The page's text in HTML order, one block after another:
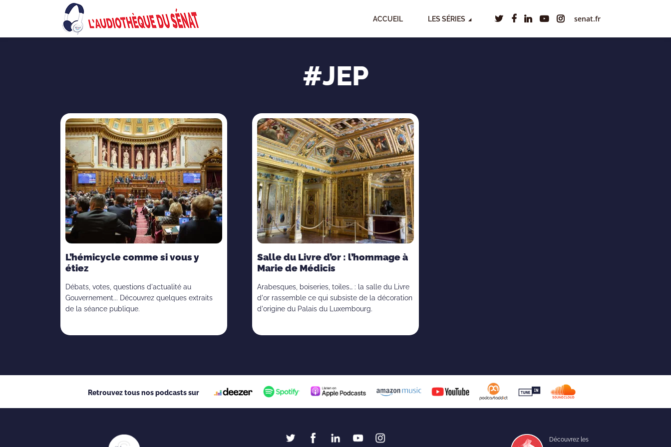
ACCUEIL LES SÉRIES senat.fr
#JEP
L’hémicycle comme si vous y
étiez
Débats, votes, questions d'actualité au
Gouvernement... Découvrez quelques extraits
de la séance publique.
Salle du Livre d’or : l’hommage à
Marie de Médicis
Arabesques, boiseries, toiles… : la salle du Livre
d'or rassemble ce qui subsiste de la décoration
d'origine du Palais du Luxembourg.
Retrouvez tous nos podcasts sur
Découvrez les